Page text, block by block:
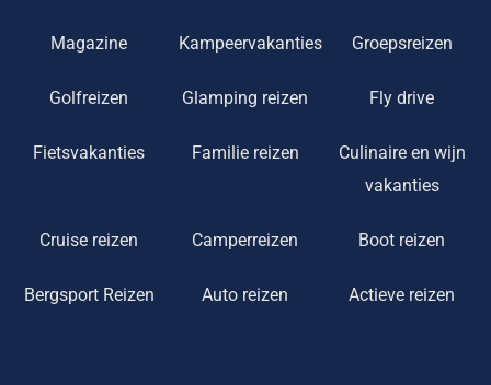
Magazine Kampeervakanties Groepsreizen
Golfreizen Glamping reizen Fly drive
Fietsvakanties Familie reizen
Culinaire en wijn
vakanties
Cruise reizen Camperreizen Boot reizen
Bergsport Reizen Auto reizen Actieve reizen